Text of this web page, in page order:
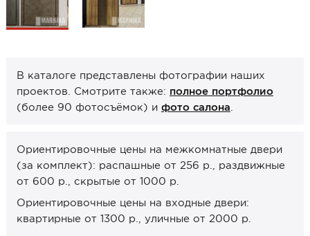
Фурнитура
Замок врезной
Петли
Прочее
Каталоги от производителей
Сервис
В каталоге представлены фотографии наших
проектов. Смотрите также: полное портфолио
(более 90 фотосъёмок) и фото салона
Ориентировочные цены на межкомнатные двери
(за комплект): распашные от 256 р., раздвижные
от 600 р., скрытые от 1000 р.
Ориентировочные цены на входные двери:
квартирные от 1300 р., уличные от 2000 р.